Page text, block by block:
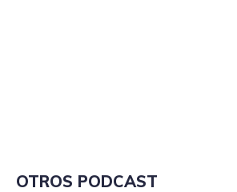
OTROS PODCAST